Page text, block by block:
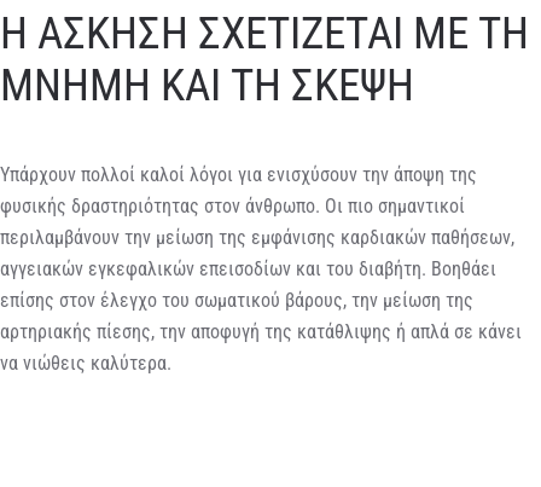
Η ΑΣΚΗΣΗ ΣΧΕΤΙΖΕΤΑΙ ΜΕ ΤΗ
ΜΝΗΜΗ ΚΑΙ ΤΗ ΣΚΕΨΗ
Υπάρχουν πολλοί καλοί λόγοι για ενισχύσουν την άποψη της
φυσικής δραστηριότητας στον άνθρωπο. Οι πιο σημαντικοί
περιλαμβάνουν την μείωση της εμφάνισης καρδιακών παθήσεων,
αγγειακών εγκεφαλικών επεισοδίων και του διαβήτη. Βοηθάει
επίσης στον έλεγχο του σωματικού βάρους, την μείωση της
αρτηριακής πίεσης, την αποφυγή της κατάθλιψης ή απλά σε κάνει
να νιώθεις καλύτερα.